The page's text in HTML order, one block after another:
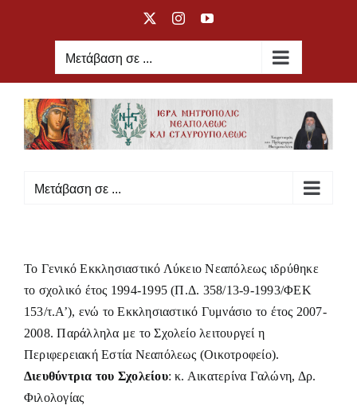
X InstagramYouTube
Μετάβαση σε ...
Μετάβαση σε ...
Το Γενικό Εκκλησιαστικό Λύκειο Νεαπόλεως ιδρύθηκε
το σχολικό έτος 1994-1995 (Π.Δ. 358/13-9-1993/ΦΕΚ
153/τ.Α’), ενώ το Εκκλησιαστικό Γυμνάσιο το έτος 2007-
2008. Παράλληλα με το Σχολείο λειτουργεί η
Περιφερειακή Εστία Νεαπόλεως (Οικοτροφείο).
Διευθύντρια του Σχολείου: κ. Αικατερίνα Γαλώνη, Δρ.
Φιλολογίας